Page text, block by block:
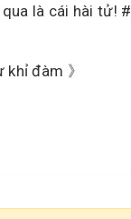
là cái hài tử! #
đàm 》